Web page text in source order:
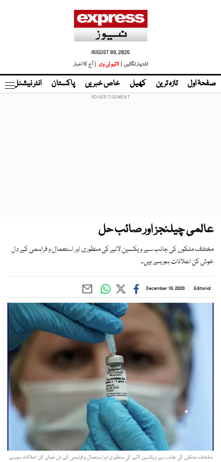
AUGUST 09, 2026
اشتہار لگائیں |
لائیو ٹی وی | آج کا اخبار
صفحۂ اول تازہ ترین کھیل خاص خبریں پاکستان انٹر نیشنل
عالمی چیلنجز اور صائب حل
مختلف ملکوں کی جانب سے ویکسین لانے کی منظوری اور استعمال و فراہمی کے دل
خوش کن اعلانات ہورہے ہیں۔
Editorial
December 10, 2020
مختلف ملکوں کی جانب سے ویکسین لانے کی منظوری اور استعمال و فراہمی کے دل خوش کن اعلانات ہورہے